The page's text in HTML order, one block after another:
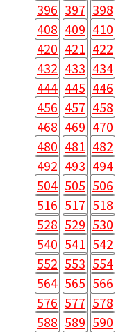
396 397 398
408 409 410
420 421 422
432 433 434
444 445 446
456 457 458
468 469 470
480 481 482
492 493 494
504 505 506
516 517 518
528 529 530
540 541 542
552 553 554
564 565 566
576 577 578
588 589 590